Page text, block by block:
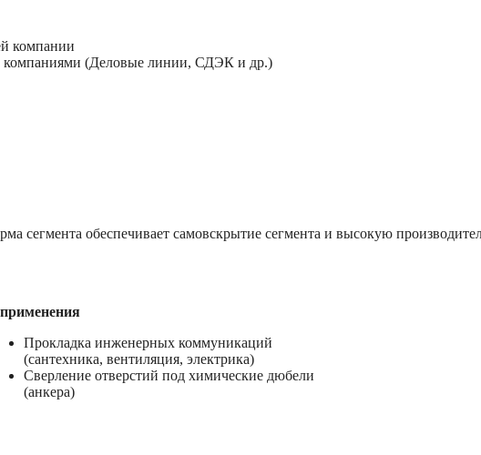
компании
компаниями (Деловые линии, СДЭК и др.)
сегмента обеспечивает самовскрытие сегмента и высокую
Прокладка инженерных коммуникаций
(сантехника, вентиляция, электрика)
Сверление отверстий под химические дюбели
(анкера)